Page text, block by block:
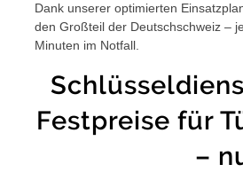
Dank unserer optimierten
den Großteil der Deutschschweiz –
Minuten im Notfall.
Festpreise für
–